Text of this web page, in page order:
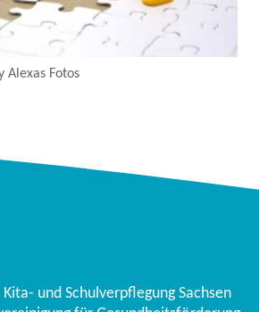
Alexas Fotos
und Schulverpflegung Sachsen